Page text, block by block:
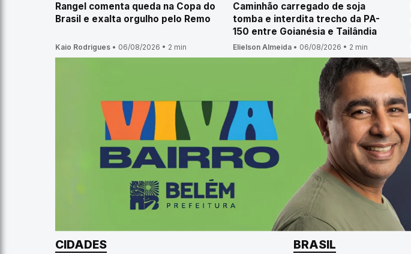
Rangel comenta queda na Copa do
Brasil e exalta orgulho pelo Remo
Kaio Rodrigues • 06/08/2026 • 2 min
Caminhão carregado de soja
tomba e interdita trecho da PA-
150 entre Goianésia e Tailândia
Elielson Almeida • 06/08/2026 • 2 min
CIDADES BRASIL